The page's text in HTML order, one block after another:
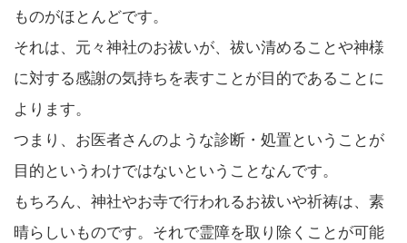
ものがほとんどです。
それは、元々神社のお祓いが、祓い清めることや神様
に対する感謝の気持ちを表すことが目的であることに
よります。
つまり、お医者さんのような診断・処置ということが
目的というわけではないということなんです。
もちろん、神社やお寺で行われるお祓いや祈祷は、素
晴らしいものです。それで霊障を取り除くことが可能